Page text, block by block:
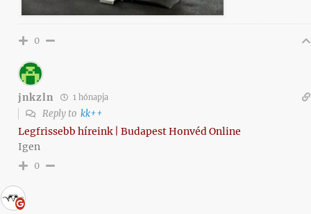
0
jnkzln 1 hónapja
Reply to kk++
Legfrissebb híreink | Budapest Honvéd Online
Igen
0